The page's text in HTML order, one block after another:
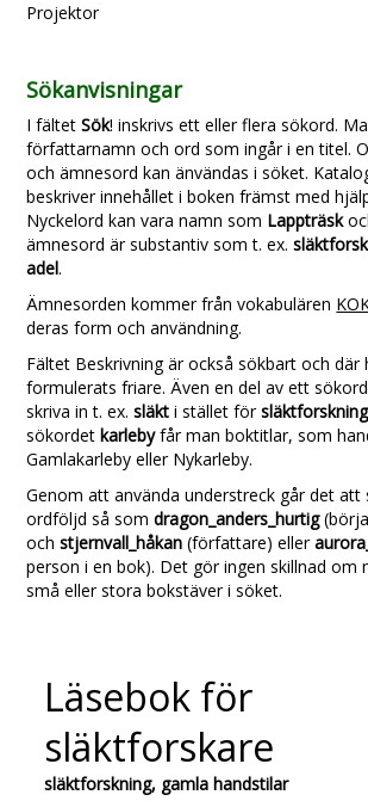
Projektor
Sökanvisningar
I fältetSök! inskrivs ett eller flera sökord.
författarnamn och ord som ingår i en titel.
och ämnesord kan änvändas i söket.
beskriver innehållet i boken främst med
Nyckelord kan vara namn som Lappträsk
ämnesord är substantiv som t. ex.
adel.
Ämnesorden kommer från vokabulären
deras form och användning.
Fältet Beskrivning är också sökbart och där
formulerats friare. Även en del av ett
skriva in t. ex.släkti stället försläktforskning
sökordetkarlebyfår man boktitlar, som
Gamlakarleby eller Nykarleby.
Genom att använda understreck går det att
ordföljd så somdragon_anders_hurtig
ochstjernvall_håkan (författare) eller
person i en bok). Det gör ingen skillnad om
små eller stora bokstäver i söket.
Läsebok för
släktforskare
släktforskning, gamla handstilar